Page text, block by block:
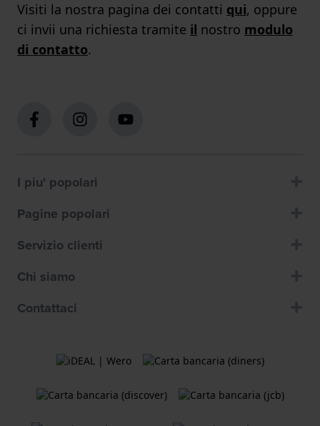
Visiti la nostra pagina dei contatti qui, oppure
ci invii una richiesta tramite il nostro modulo
di contatto.
I piu' popolari
Pagine popolari
Servizio clienti
Chi siamo
Contattaci